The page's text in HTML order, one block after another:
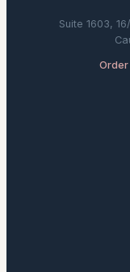
Suite 1603,
Order